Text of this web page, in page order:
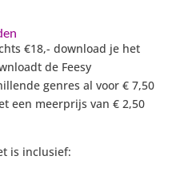
€18,- download je het
de Feesy
genres al voor € 7,50
een meerprijs van € 2,50
is inclusief: